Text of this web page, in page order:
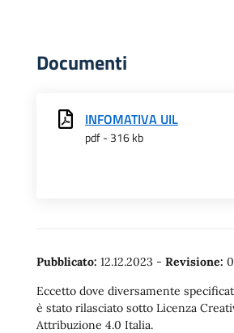
Documenti
INFOMATIVA UIL
pdf - 316 kb
Pubblicato: 12.12.2023 - Revisione:
Eccetto dove diversamente
è stato rilasciato sotto Licenza
Attribuzione 4.0 Italia.